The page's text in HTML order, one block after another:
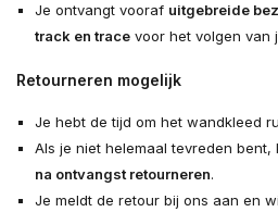
Je ontvangt vooraf uitgebreide
track en tracevoor het volgen van
Retourneren mogelijk
Je hebt de tijd om het wandkleed
Als je niet helemaal tevreden bent,
na ontvangst retourneren.
Je meldt de retour bij ons aan en